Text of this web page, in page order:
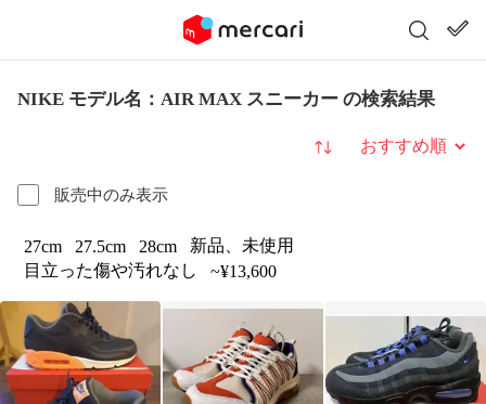
NIKE モデル名：AIR MAX スニーカー の検索結果
販売中のみ表示
並び替え
27cm 27.5cm 28cm
新品、未使用
目立った傷や汚れなし
~¥13,600